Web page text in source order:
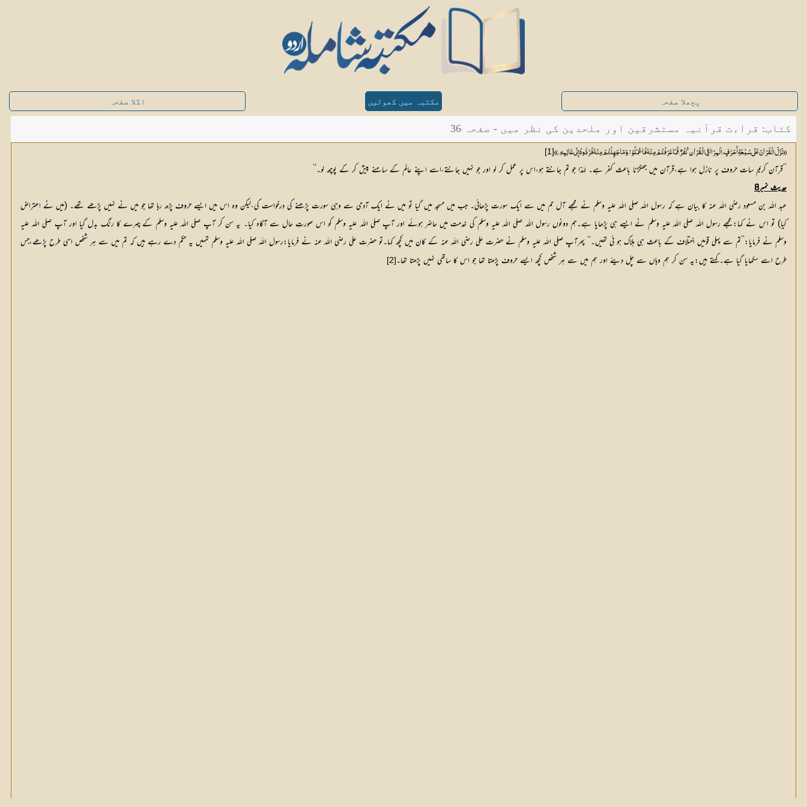
پچھلا صفحہ مکتبہ میں کھولیں اگلا صفحہ
کتاب: قراءت قرآنیہ مستشرقین اور ملحدین کی نظر میں - صفحہ 36
((نَزَلَ الْقُرْآنَ عَلَی سَبْعَۃِ أَحْرُفٍ،الْمِرَائُ فِی الْقُرْآن ِکُفْرٌٌ،فَمَا عَرَفْتُمْ مِنْہُ فَاعْمَلُوْا،وَمَا جَہِلْتُمْ مِنْہُ فَرُدُّوہُ إِلَی عَالِمِہِ۔))[1]
’’قرآن کریم سات حروف پر نازل ہوا ہے،قرآن میں جھگڑنا باعث کفر ہے۔ لہٰذا جو تم جانتے ہو،اس پر عمل کر لو اور جو نہیں جانتے،اسے اپنے عالم کے سامنے پیش کر کے پوچھ لو۔‘‘
حدیث نمبر8
عبد اللہ بن مسعود رضی اللہ عنہ کا بیان ہے کہ رسول اللہ صلی اللہ علیہ وسلم نے مجھے آل حم میں سے ایک سورت پڑھائی۔ جب میں مسجد میں گیا تو میں نے ایک آدمی سے وہی سورت پڑھنے کی درخواست کی،لیکن وہ اس میں ایسے حروف پڑھ رہا تھا جو میں نے نہیں پڑھے تھے۔ (میں نے اعتراض
کیا) تو اس نے کہا:مجھے رسول اللہ صلی اللہ علیہ وسلم نے ایسے ہی پڑھایا ہے۔ہم دونوں رسول اللہ صلی اللہ علیہ وسلم کی خدمت میں حاضر ہوئے اور آپ صلی اللہ علیہ وسلم کو اس صورتِ حال سے آگاہ کیا۔ یہ سن کر آپ صلی اللہ علیہ وسلم کے چہرے کا رنگ بدل گیا اور آپ صلی اللہ علیہ
وسلم نے فرمایا:’’تم سے پہلی قومیں اختلاف کے باعث ہی ہلاک ہو ئی تھیں۔‘‘ پھرآپ صلی اللہ علیہ وسلم نے حضرت علی رضی اللہ عنہ کے کان میں کچھ کہا۔تو حضرت علی رضی اللہ عنہ نے فرمایا:رسول اللہ صلی اللہ علیہ وسلم تمہیں یہ حکم دے رہے ہیں کہ تم میں سے ہر شخص اسی طرح پڑھے،جس
طرح اسے سکھایا گیا ہے۔کہتے ہیں:یہ سن کر ہم وہاں سے چل دیئے اور ہم میں سے ہر شخص کچھ ایسے حروف پڑھتا تھا جو اس کا ساتھی نہیں پڑھتا تھا۔[2]